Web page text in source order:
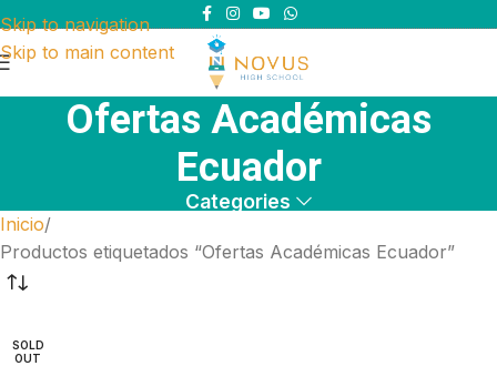
Skip to navigation
Skip to main content
Ofertas Académicas
Ecuador
Categories
Inicio
Productos etiquetados “Ofertas Académicas Ecuador”
SOLD
OUT